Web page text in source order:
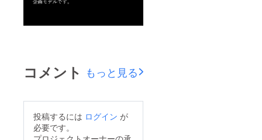
コメント もっと見る
投稿するには ログイン が
必要です。